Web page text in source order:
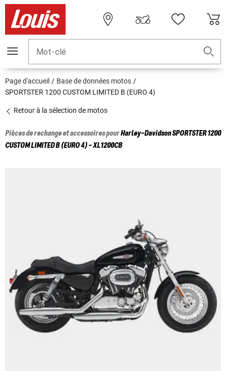
Mot-clé
Page d'accueil
Base de données motos
SPORTSTER 1200 CUSTOM LIMITED B (EURO 4)
Retour à la sélection de motos
Pièces de rechange et accessoires pourHarley-DavidsonSPORTSTER 1200
CUSTOM LIMITED B (EURO 4) - XL1200CB